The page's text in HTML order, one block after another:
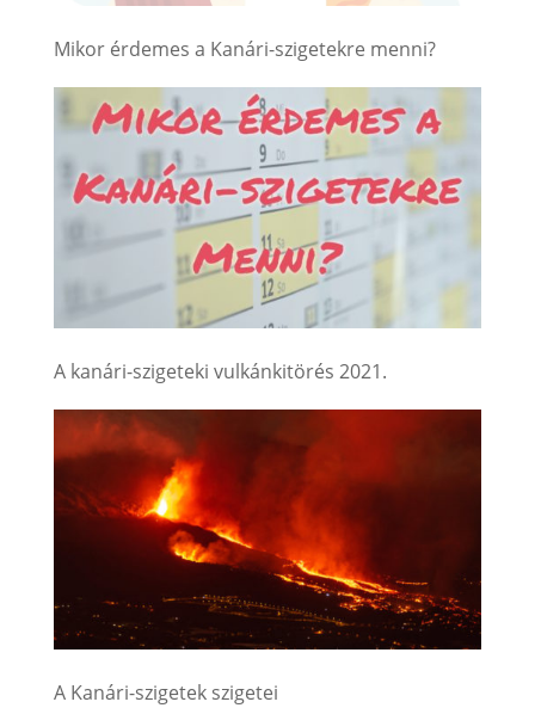
Mikor érdemes a Kanári-szigetekre menni?
A kanári-szigeteki vulkánkitörés 2021.
A Kanári-szigetek szigetei